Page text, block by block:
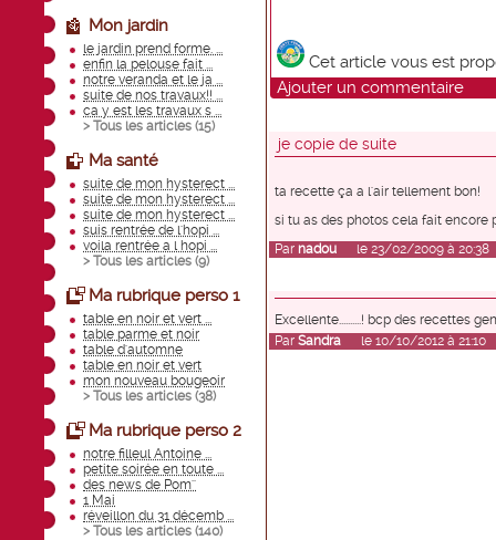
Mon jardin
le jardin prend forme. ...
enfin la pelouse fait ...
notre veranda et le ja ...
suite de nos travaux!! ...
ca y est les travaux s ...
> Tous les articles (15)
Ma santé
suite de mon hysterect ...
suite de mon hysterect ...
suite de mon hysterect ...
suis rentrée de l'hopi ...
voila rentrée a l hopi ...
> Tous les articles (9)
Ma rubrique perso 1
table en noir et vert ...
table parme et noir
table d'automne
table en noir et vert
mon nouveau bougeoir
> Tous les articles (38)
Ma rubrique perso 2
notre filleul Antoine ...
petite soirée en toute ...
des news de Pom''
1 Mai
réveillon du 31 décemb ...
> Tous les articles (140)
Cet article vous est
Ajouter un commentaire
je copie de suite
ta recette ça a l'air tellement bon!
si tu as des photos cela fait encore
Par nadoule 23/02/2009 à 20:38
Excellente..........! bcp des recettes
Par Sandrale 10/10/2012 à 21:10